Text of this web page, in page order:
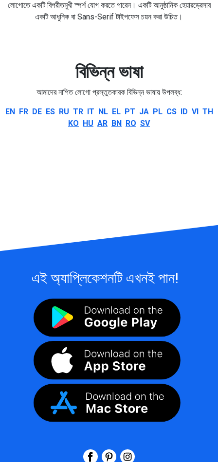
লোগোতে একটি বিপরীতমুখী স্পর্শ যোগ করতে পারেন। একটি আনুষ্ঠানিক হেয়ারড্রেসার
একটি আধুনিক বা Sans-Serif টাইপফেস চয়ন করা উচিত।
বিভিন্ন ভাষা
আমাদের নাপিত লোগো প্রস্তুতকারক বিভিন্ন ভাষায় উপলব্ধ:
EN FR DE ES RU TR IT NL EL PT JA PL CS ID VI TH
KO HU AR BN RO SV
এই অ্যাপ্লিকেশনটি এখনই পান!